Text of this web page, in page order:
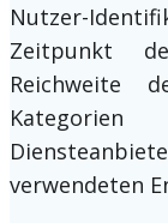
Nutzer-
Zeitpunkt
Reichweite
verwendeten